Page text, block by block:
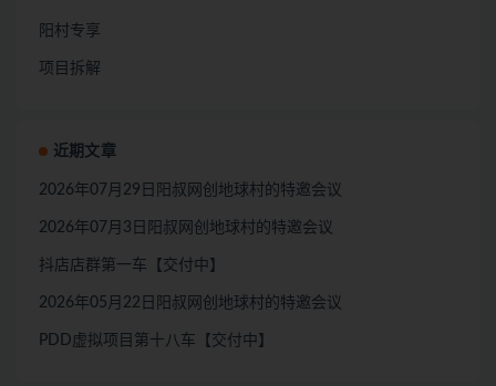
阳村专享
项目拆解
近期文章
2026年07月29日阳叔网创地球村的特邀会议
2026年07月3日阳叔网创地球村的特邀会议
抖店店群第一车【交付中】
2026年05月22日阳叔网创地球村的特邀会议
PDD虚拟项目第十八车【交付中】